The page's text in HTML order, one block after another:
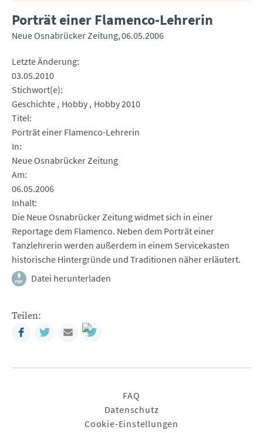
Porträt einer Flamenco-Lehrerin
Neue Osnabrücker Zeitung 06.05.2006
Letzte Änderung
03.05.2010
Stichwort(e)
Geschichte Hobby Hobby 2010
Titel
Porträt einer Flamenco-Lehrerin
In
Neue Osnabrücker Zeitung
Am
06.05.2006
Inhalt
Die Neue Osnabrücker Zeitung widmet sich in einer
Reportage dem Flamenco. Neben dem Porträt einer
Tanzlehrerin werden außerdem in einem Servicekasten
historische Hintergründe und Traditionen näher erläutert.
Datei herunterladen
Teilen:
FacebookTwitterMail
FAQ
Datenschutz
Cookie-Einstellungen